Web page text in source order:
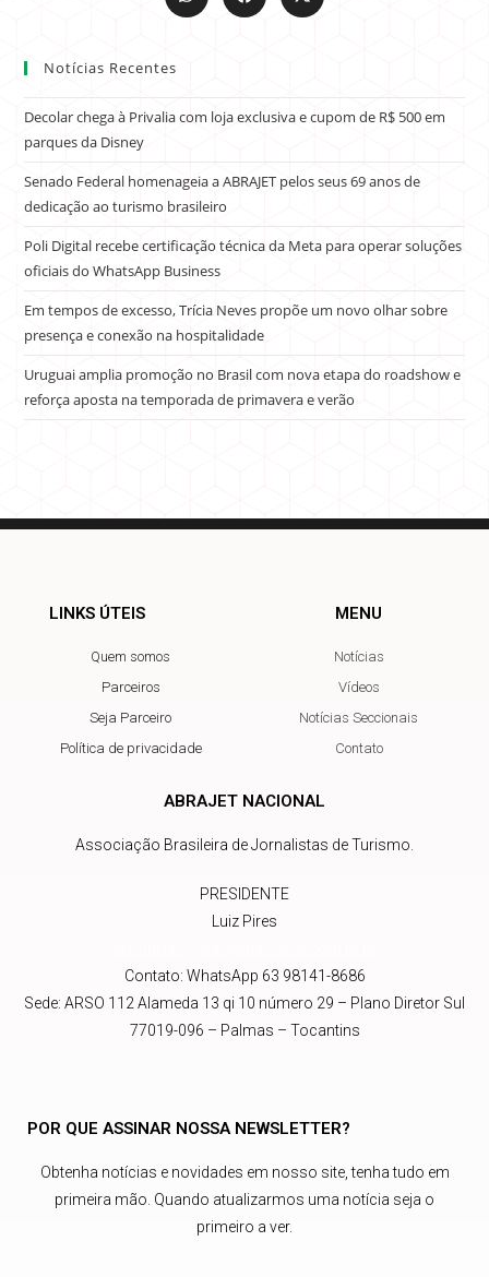
Notícias Recentes
Decolar chega à Privalia com loja exclusiva e cupom de R$ 500 em
parques da Disney
Senado Federal homenageia a ABRAJET pelos seus 69 anos de
dedicação ao turismo brasileiro
Poli Digital recebe certificação técnica da Meta para operar soluções
oficiais do WhatsApp Business
Em tempos de excesso, Trícia Neves propõe um novo olhar sobre
presença e conexão na hospitalidade
Uruguai amplia promoção no Brasil com nova etapa do roadshow e
reforça aposta na temporada de primavera e verão
LINKS ÚTEIS
Quem somos
Parceiros
Seja Parceiro
Política de privacidade
MENU
Notícias
Vídeos
Notícias Seccionais
Contato
ABRAJET NACIONAL
Associação Brasileira de Jornalistas de Turismo.
PRESIDENTE
Luiz Pires
Contato: WhatsApp 63 98141-8686
Sede: ARSO 112 Alameda 13 qi 10 número 29 – Plano Diretor Sul
77019-096 – Palmas – Tocantins
POR QUE ASSINAR NOSSA NEWSLETTER?
Obtenha notícias e novidades em nosso site, tenha tudo em
primeira mão. Quando atualizarmos uma notícia seja o
primeiro a ver.